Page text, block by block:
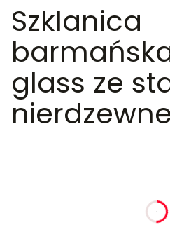
Szklanica
glass ze